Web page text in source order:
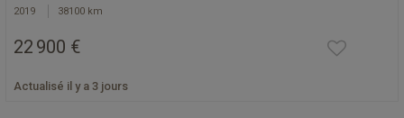
2019 38100 km
22 900 €
Actualisé il y a 3 jours